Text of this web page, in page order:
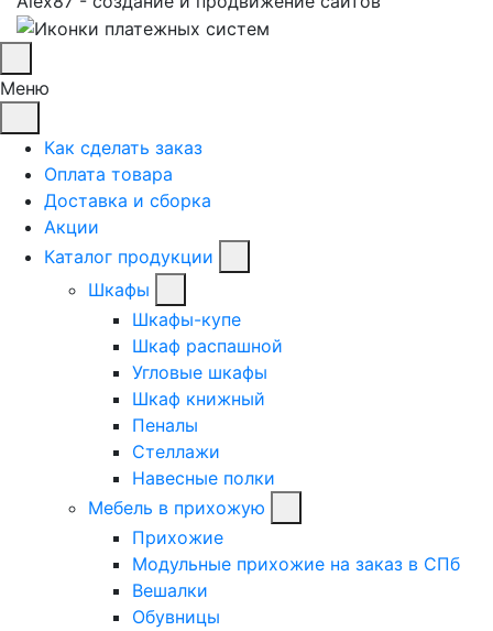
Меню
Как сделать заказ
Оплата товара
Доставка и сборка
Акции
Каталог продукции
Шкафы
Шкафы-купе
Шкаф распашной
Угловые шкафы
Шкаф книжный
Пеналы
Стеллажи
Навесные полки
Мебель в прихожую
Прихожие
Модульные прихожие на заказ в СПб
Вешалки
Обувницы